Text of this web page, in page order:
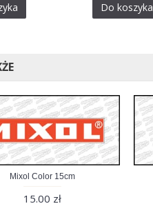
Do koszyka
Mixol Color 15cm
15.00 zł